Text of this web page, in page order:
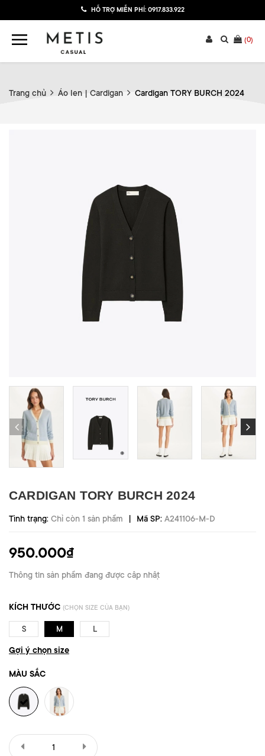
HỖ TRỢ MIỄN PHÍ: 0917.833.922
(0)
Trang chủ Áo len | Cardigan Cardigan TORY BURCH 2024
CARDIGAN TORY BURCH 2024
Tình trạng: Chỉ còn 1 sản phẩm | Mã SP: A241106-M-D
950.000₫
Thông tin sản phẩm đang được cập nhật
KÍCH THƯỚC (CHỌN SIZE CỦA BẠN)
S M L
Gợi ý chọn size
MÀU SẮC